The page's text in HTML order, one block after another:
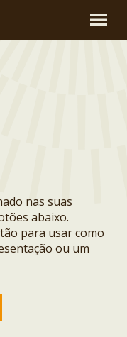
nas suas
abaixo.
para usar como
ou um